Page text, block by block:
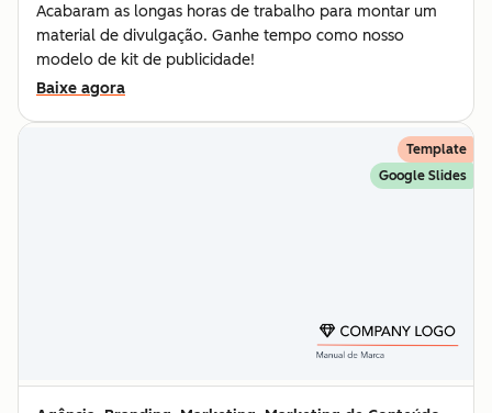
Acabaram as longas horas de trabalho para montar um
material de divulgação. Ganhe tempo como nosso
modelo de kit de publicidade!
Baixe agora
Template
Google Slides